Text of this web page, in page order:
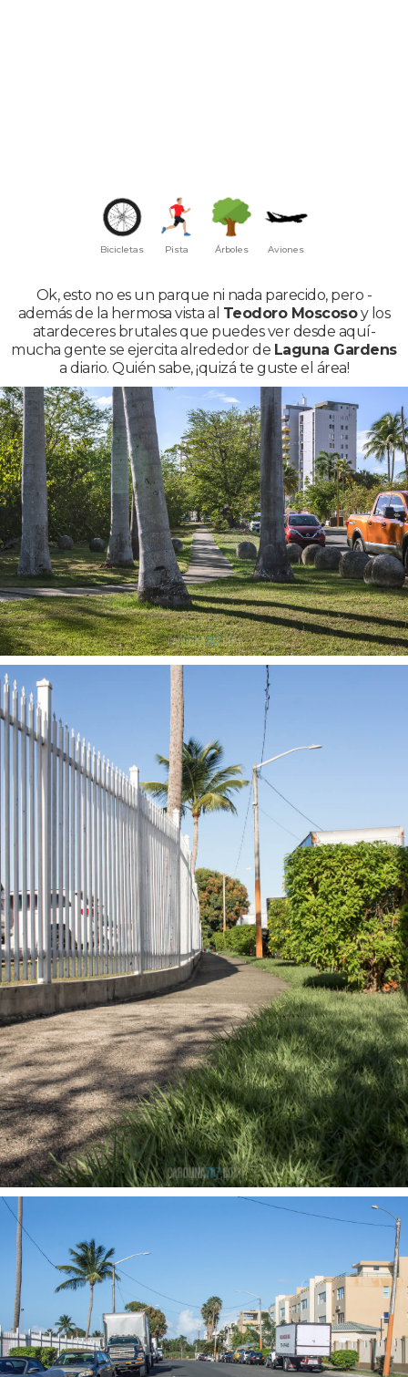
Bicicletas Pista Árboles Aviones
Ok, esto no es un parque ni nada parecido, pero -
además de la hermosa vista al Teodoro Moscosoy los
atardeceres brutales que puedes ver desde aquí-
mucha gente se ejercita alrededor de Laguna Gardens
a diario. Quién sabe, ¡quizá te guste el área!